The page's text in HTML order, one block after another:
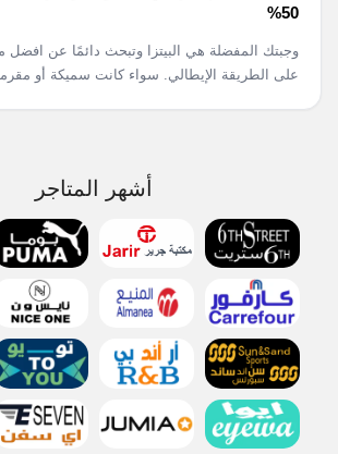
50%
وجبتك المفضلة هي البيتزا وتبحث دائمًا عن افضل
على الطريقة الإيطالي. سواء كانت سميكة أو
أشهر المتاجر